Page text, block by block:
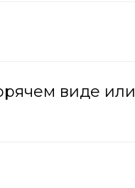
виде или